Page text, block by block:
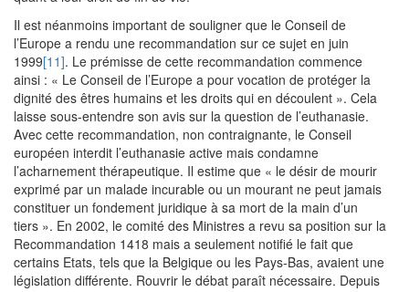
Il est néanmoins important de souligner que le Conseil de
l’Europe a rendu une recommandation sur ce sujet en juin
1999[11]. Le prémisse de cette recommandation commence
ainsi : « Le Conseil de l’Europe a pour vocation de protéger la
dignité des êtres humains et les droits qui en découlent ». Cela
laisse sous-entendre son avis sur la question de l’euthanasie.
Avec cette recommandation, non contraignante, le Conseil
européen interdit l’euthanasie active mais condamne
l’acharnement thérapeutique. Il estime que « le désir de mourir
exprimé par un malade incurable ou un mourant ne peut jamais
constituer un fondement juridique à sa mort de la main d’un
tiers ». En 2002, le comité des Ministres a revu sa position sur la
Recommandation 1418 mais a seulement notifié le fait que
certains Etats, tels que la Belgique ou les Pays-Bas, avaient une
législation différente. Rouvrir le débat paraît nécessaire. Depuis